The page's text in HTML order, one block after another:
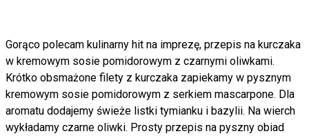
Gorąco polecam kulinarny hit na imprezę, przepis na kurczaka
w kremowym sosie pomidorowym z czarnymi oliwkami.
Krótko obsmażone filety z kurczaka zapiekamy w pysznym
kremowym sosie pomidorowym z serkiem mascarpone. Dla
aromatu dodajemy świeże listki tymianku i bazylii. Na wierch
wykładamy czarne oliwki. Prosty przepis na pyszny obiad